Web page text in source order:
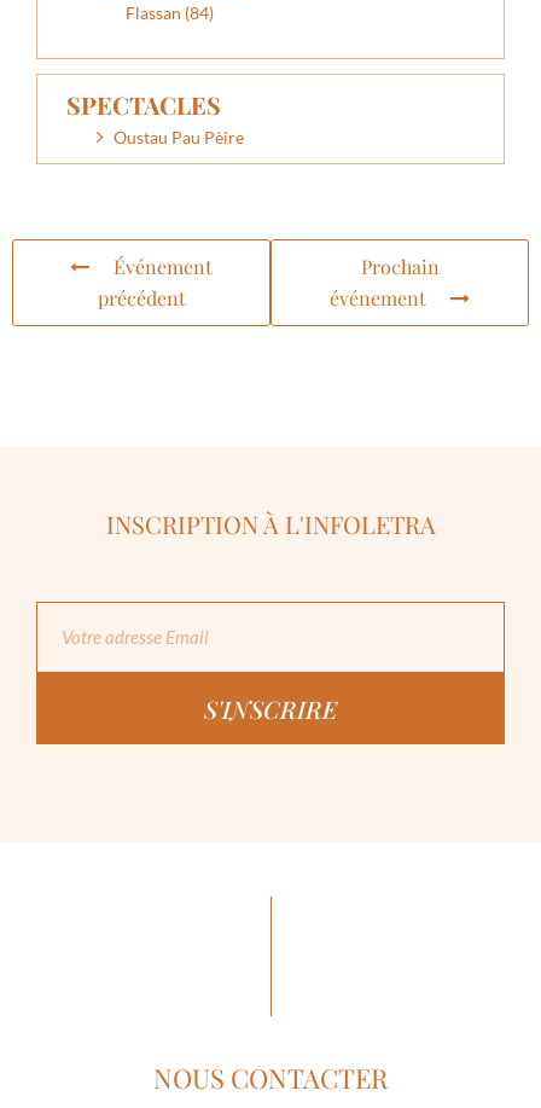
Flassan (84)
SPECTACLES
Oustau Pau Pèire
Événement
précédent
Prochain
événement
INSCRIPTION À L'INFOLETRA
S'INSCRIRE
NOUS CONTACTER